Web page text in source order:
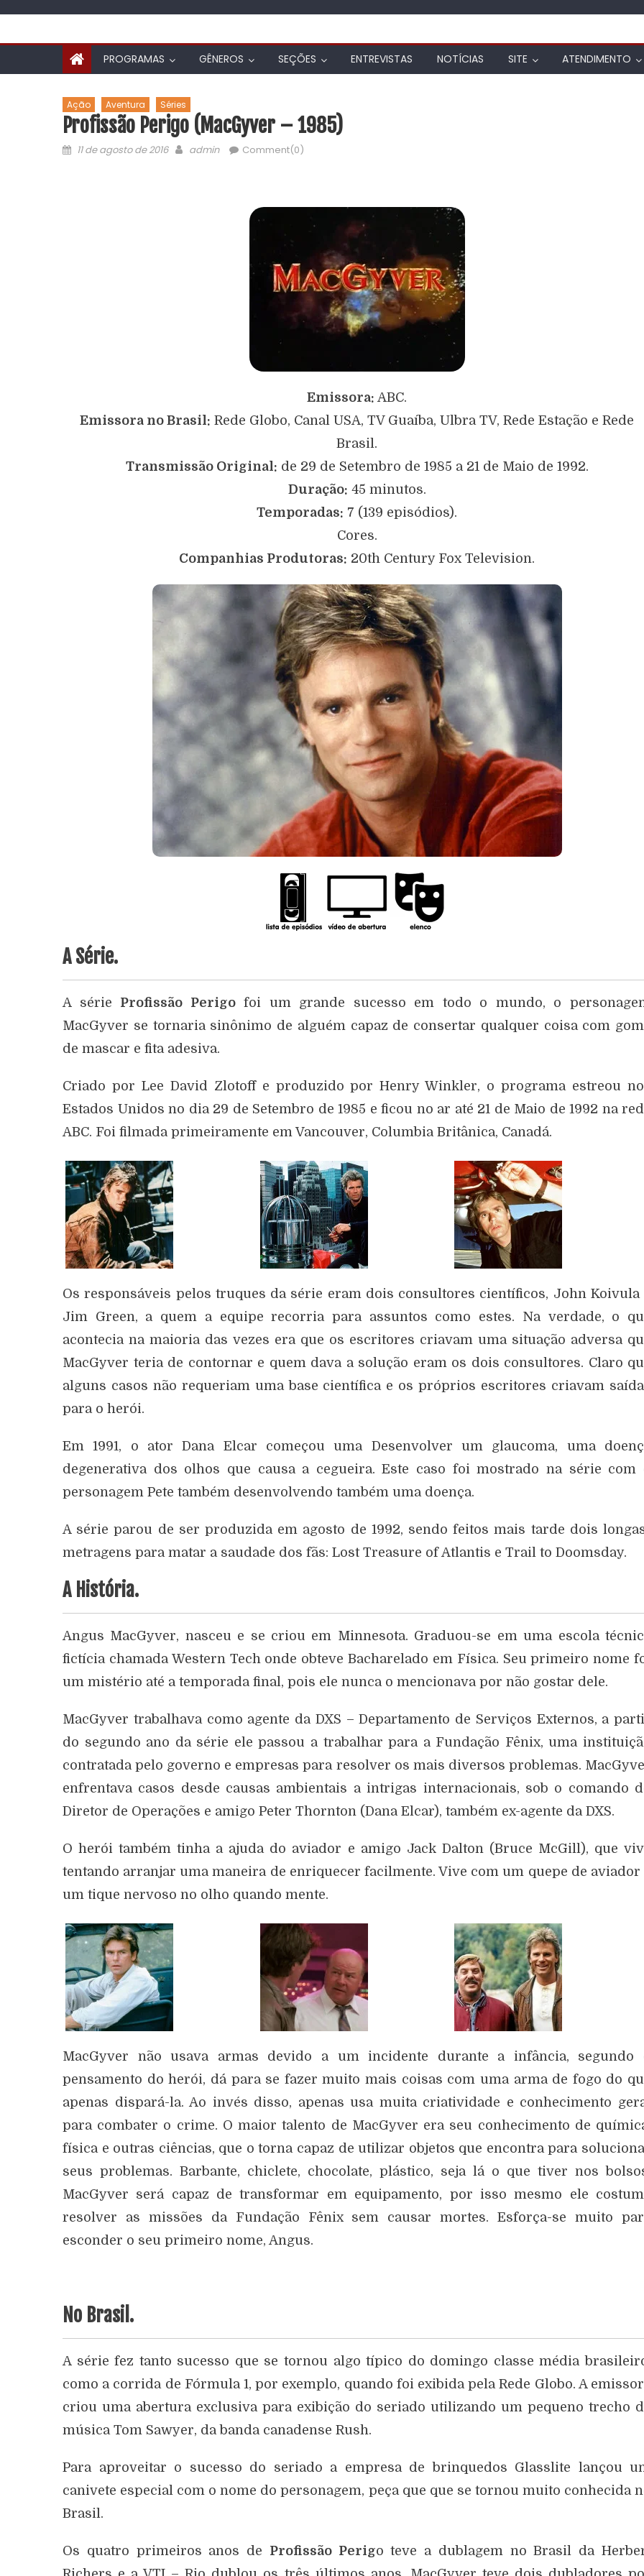
PROGRAMAS GÊNEROS SEÇÕES ENTREVISTAS NOTÍCIAS SITE ATENDIMENTO
Ação Aventura Séries
Profissão Perigo (MacGyver – 1985)
11 de agosto de 2016 admin Comment(0)
Emissora: ABC.
Emissora no Brasil: Rede Globo, Canal USA, TV Guaíba, Ulbra TV, Rede Estação e Rede
Brasil.
Transmissão Original: de 29 de Setembro de 1985 a 21 de Maio de 1992.
Duração: 45 minutos.
Temporadas: 7 (139 episódios).
Cores.
Companhias Produtoras: 20th Century Fox Television.
A Série.
A série Profissão Perigofoi um grande sucesso em todo o mundo, o
MacGyver se tornaria sinônimo de alguém capaz de consertar qualquer coisa com
de mascar e fita adesiva.
Criado por Lee David Zlotoff e produzido por Henry Winkler, o programa estreou
Estados Unidos no dia 29 de Setembro de 1985 e ficou no ar até 21 de Maio de 1992 na
ABC. Foi filmada primeiramente em Vancouver, Columbia Britânica, Canadá.
Os responsáveis pelos truques da série eram dois consultores científicos, John Koivula
Jim Green, a quem a equipe recorria para assuntos como estes. Na verdade, o
acontecia na maioria das vezes era que os escritores criavam uma situação adversa
MacGyver teria de contornar e quem dava a solução eram os dois consultores. Claro
alguns casos não requeriam uma base científica e os próprios escritores criavam
para o herói.
Em 1991, o ator Dana Elcar começou uma Desenvolver um glaucoma, uma
degenerativa dos olhos que causa a cegueira. Este caso foi mostrado na série com
personagem Pete também desenvolvendo também uma doença.
A série parou de ser produzida em agosto de 1992, sendo feitos mais tarde dois
metragens para matar a saudade dos fãs: Lost Treasure of Atlantis e Trail to Doomsday.
A História.
Angus MacGyver, nasceu e se criou em Minnesota. Graduou-se em uma escola
fictícia chamada Western Tech onde obteve Bacharelado em Física. Seu primeiro nome
um mistério até a temporada final, pois ele nunca o mencionava por não gostar dele.
MacGyver trabalhava como agente da DXS – Departamento de Serviços Externos, a
do segundo ano da série ele passou a trabalhar para a Fundação Fênix, uma
contratada pelo governo e empresas para resolver os mais diversos problemas.
enfrentava casos desde causas ambientais a intrigas internacionais, sob o comando
Diretor de Operações e amigo Peter Thornton (Dana Elcar), também ex-agente da DXS.
O herói também tinha a ajuda do aviador e amigo Jack Dalton (Bruce McGill), que
tentando arranjar uma maneira de enriquecer facilmente. Vive com um quepe de aviador
um tique nervoso no olho quando mente.
MacGyver não usava armas devido a um incidente durante a infância, segundo
pensamento do herói, dá para se fazer muito mais coisas com uma arma de fogo do
apenas dispará-la. Ao invés disso, apenas usa muita criatividade e conhecimento
para combater o crime. O maior talento de MacGyver era seu conhecimento de
física e outras ciências, que o torna capaz de utilizar objetos que encontra para
seus problemas. Barbante, chiclete, chocolate, plástico, seja lá o que tiver nos
MacGyver será capaz de transformar em equipamento, por isso mesmo ele
resolver as missões da Fundação Fênix sem causar mortes. Esforça-se muito
esconder o seu primeiro nome, Angus.
No Brasil.
A série fez tanto sucesso que se tornou algo típico do domingo classe média
como a corrida de Fórmula 1, por exemplo, quando foi exibida pela Rede Globo. A
criou uma abertura exclusiva para exibição do seriado utilizando um pequeno trecho
música Tom Sawyer, da banda canadense Rush.
Para aproveitar o sucesso do seriado a empresa de brinquedos Glasslite lançou
canivete especial com o nome do personagem, peça que que se tornou muito conhecida
Brasil.
Os quatro primeiros anos de Profissão Perigo teve a dublagem no Brasil da